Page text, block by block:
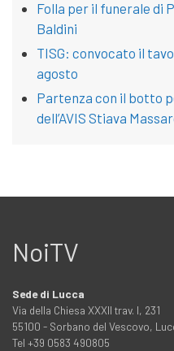
Folla per il funerale di
Baldini
TISG: convocato il
agosto
Partenza con il botto
dell’AVIS Stiava
NoiTV
Sede di Lucca
Via della Chiesa XXXII trav. I, 231
55100 - Sorbano del Vescovo,
Tel +39 0583 490805